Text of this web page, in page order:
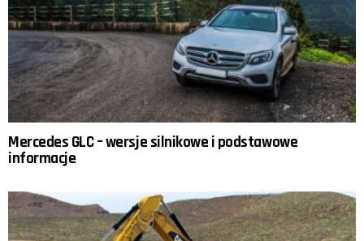
Mercedes GLC – wersje silnikowe i podstawowe
informacje